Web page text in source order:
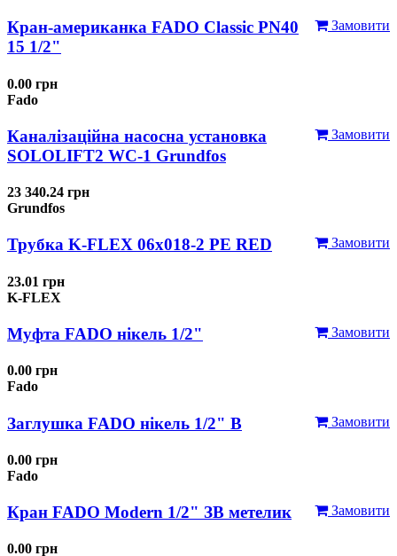
Замовити
Кран-американка FADO Classic PN40
15 1/2"
0.00 грн
Fado
Замовити
Каналізаційна насосна установка
SOLOLIFT2 WC-1 Grundfos
23 340.24 грн
Grundfos
Замовити
Трубка K-FLEX 06x018-2 РЕ RED
23.01 грн
K-FLEX
Замовити
Муфта FADO нікель 1/2"
0.00 грн
Fado
Замовити
Заглушка FADO нікель 1/2" В
0.00 грн
Fado
Замовити
Кран FADO Modern 1/2" ЗВ метелик
0.00 грн